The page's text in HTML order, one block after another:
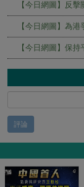
【今日網圖】反擊
【今日網圖】為港
【今日網圖】保持
評論